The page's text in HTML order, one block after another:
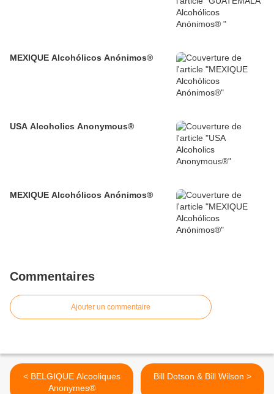
MEXIQUE Alcohólicos Anónimos®
USA Alcoholics Anonymous®
MEXIQUE Alcohólicos Anónimos®
Commentaires
Ajouter un commentaire
< BELGIQUE Alcooliques
Anonymes®
Bill Dotson & Bill Wilson >